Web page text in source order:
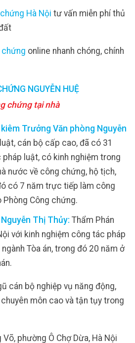
Hà Nội tư vấn miễn phí thủ
online nhanh chóng, chính
NGUYỄN HUỆ
chứng tại nhà
Trưởng Văn phòng Nguyễn
cán bộ cấp cao, đã có 31
luật, có kinh nghiệm trong
nước về công chứng, hộ tịch,
có 7 năm trực tiếp làm công
Phòng Công chứng.
Thị Thủy: Thẩm Phán
với kinh nghiệm công tác pháp
Tòa án, trong đó 20 năm ở
cán bộ nghiệp vụ năng động,
môn cao và tận tụy trong
phường Ô Chợ Dừa, Hà Nội